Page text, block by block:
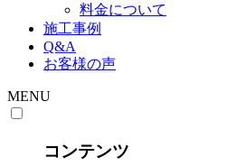
料金について
施工事例
Q&A
お客様の声
MENU
コンテンツ